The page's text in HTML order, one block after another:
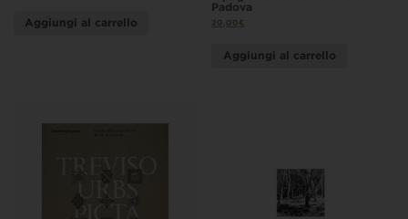
Aggiungi al carrello
Padova
20,00€
Aggiungi al carrello